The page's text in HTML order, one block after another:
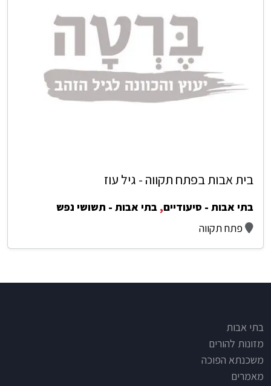
בית אבות בפתח תקווה - גיל עוז
בתי אבות - סיעודיים, בתי אבות - תשושי נפש
פתח תקווה
Footer
בתי אבות
מזונות להורים
משכנתא הפוכה
מאמרים